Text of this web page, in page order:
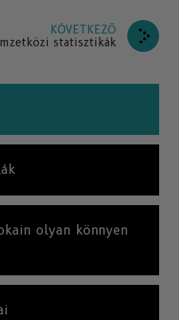
KÖVETKEZŐ
statisztikák
olyan könnyen